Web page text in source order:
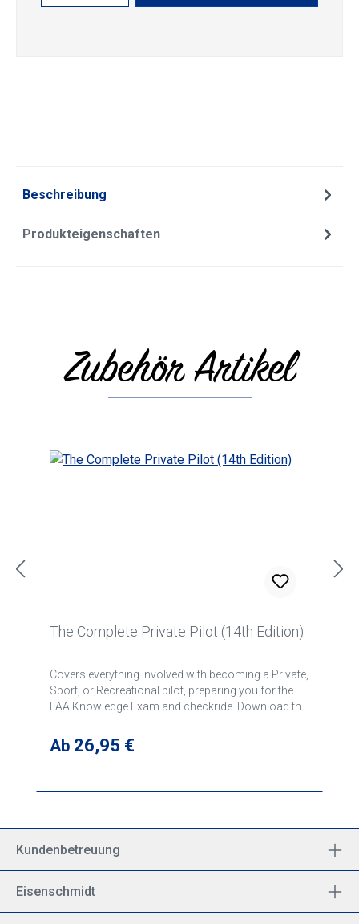
Beschreibung
Produkteigenschaften
Produktgalerie überspringen
Zubehör Artikel
The Complete Private Pilot (14th Edition)
Covers everything involved with becoming a Private,
Sport, or Recreational pilot, preparing you for the
FAA Knowledge Exam and checkride. Download the
Regulärer Preis:
Ab 26,95 €
Kundenbetreuung
Eisenschmidt